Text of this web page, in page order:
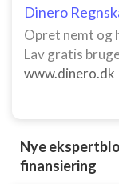
Dinero
Opret nemt
Lav gratis
www.dinero.dk
Nye
finansiering